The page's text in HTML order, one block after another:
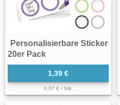
Personalisierbare Sticker
20er Pack
1,39 €
0,07 € / Stk.